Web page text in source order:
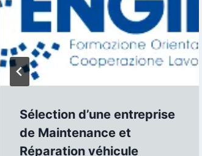
Sélection d’une entreprise
de Maintenance et
Réparation véhicule